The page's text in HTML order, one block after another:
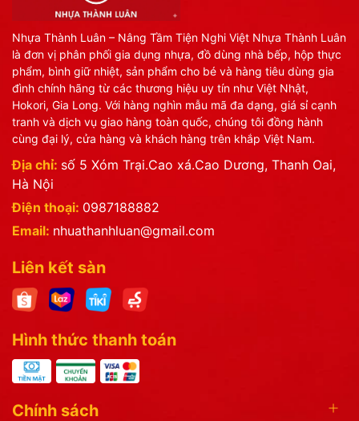
Nhựa Thành Luân – Nâng Tầm Tiện Nghi Việt Nhựa Thành Luân
là đơn vị phân phối gia dụng nhựa, đồ dùng nhà bếp, hộp thực
phẩm, bình giữ nhiệt, sản phẩm cho bé và hàng tiêu dùng gia
đình chính hãng từ các thương hiệu uy tín như Việt Nhật,
Hokori, Gia Long. Với hàng nghìn mẫu mã đa dạng, giá sỉ cạnh
tranh và dịch vụ giao hàng toàn quốc, chúng tôi đồng hành
cùng đại lý, cửa hàng và khách hàng trên khắp Việt Nam.
Địa chỉ: số 5 Xóm Trại.Cao xá.Cao Dương, Thanh Oai,
Hà Nội
Điện thoại: 0987188882
Email: nhuathanhluan@gmail.com
Liên kết sàn
Hình thức thanh toán
Chính sách